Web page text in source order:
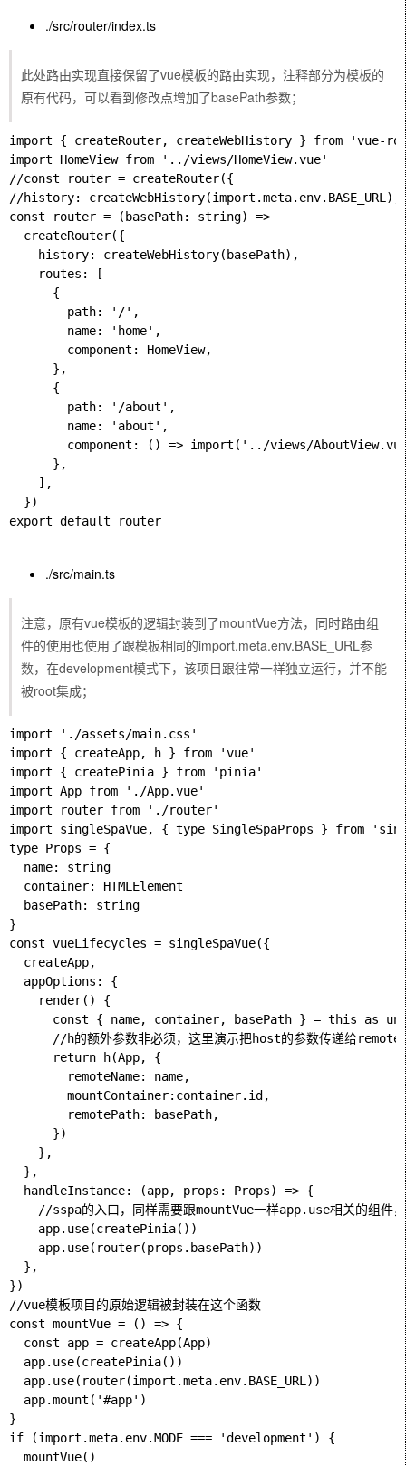
./src/router/index.ts
此处路由实现直接保留了vue模板的路由实现，注释部分为模板的
原有代码，可以看到修改点增加了basePath参数；
import { createRouter, createWebHistory } from 'vue-
import HomeView from '../views/HomeView.vue'
//const router = createRouter({
//history: createWebHistory(import.meta.env.BASE_URL),
const router = (basePath: string) =>
  createRouter({
    history: createWebHistory(basePath),
    routes: [
      {
        path: '/',
        name: 'home',
        component: HomeView,
      },
      {
        path: '/about',
        name: 'about',
component: () => import('../views/
      },
    ],
  })
export default router
./src/main.ts
注意，原有vue模板的逻辑封装到了mountVue方法，同时路由组
件的使用也使用了跟模板相同的import.meta.env.BASE_URL参
数，在development模式下，该项目跟往常一样独立运行，并不能
被root集成；
import './assets/main.css'
import { createApp, h } from 'vue'
import { createPinia } from 'pinia'
import App from './App.vue'
import router from './router'
import singleSpaVue, { type SingleSpaProps } from
type Props = {
  name: string
  container: HTMLElement
  basePath: string
}
const vueLifecycles = singleSpaVue({
  createApp,
  appOptions: {
    render() {
const { name, container, basePath } = this as
//h的额外参数非必须，这里演示把host的参数传递给remote
      return h(App, {
        remoteName: name,
        mountContainer:container.id,
        remotePath: basePath,
      })
    },
  },
  handleInstance: (app, props: Props) => {
//sspa的入口，同样需要跟mountVue一样app.use相关的组件
    app.use(createPinia())
    app.use(router(props.basePath))
  },
})
//vue模板项目的原始逻辑被封装在这个函数
const mountVue = () => {
  const app = createApp(App)
  app.use(createPinia())
  app.use(router(import.meta.env.BASE_URL))
  app.mount('#app')
}
if (import.meta.env.MODE === 'development') {
  mountVue()